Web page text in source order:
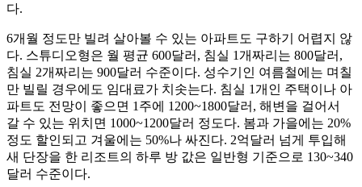
다.
6개월 정도만 빌려 살아볼 수 있는 아파트도 구하기 어렵지 않
다. 스튜디오형은 월 평균 600달러, 침실 1개짜리는 800달러,
침실 2개짜리는 900달러 수준이다. 성수기인 여름철에는 며칠
만 빌릴 경우에도 임대료가 치솟는다. 침실 1개인 주택이나 아
파트도 전망이 좋으면 1주에 1200~1800달러, 해변을 걸어서
갈 수 있는 위치면 1000~1200달러 정도다. 봄과 가을에는 20%
정도 할인되고 겨울에는 50%나 싸진다. 2억달러 넘게 투입해
새 단장을 한 리조트의 하루 방 값은 일반형 기준으로 130~340
달러 수준이다.